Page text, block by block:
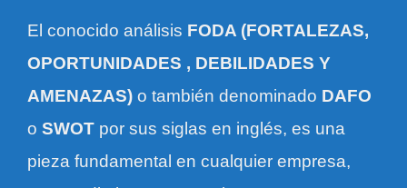
El conocido análisis FODA (FORTALEZAS,
OPORTUNIDADES , DEBILIDADES Y
AMENAZAS) o también denominado DAFO
o SWOT por sus siglas en inglés, es una
pieza fundamental en cualquier empresa,